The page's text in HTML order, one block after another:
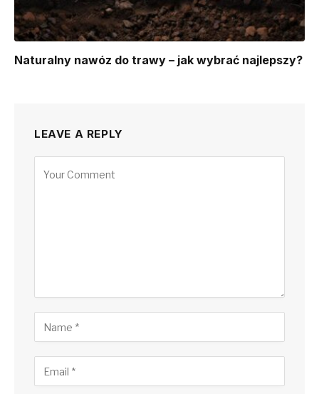
Naturalny nawóz do trawy – jak wybrać najlepszy?
LEAVE A REPLY